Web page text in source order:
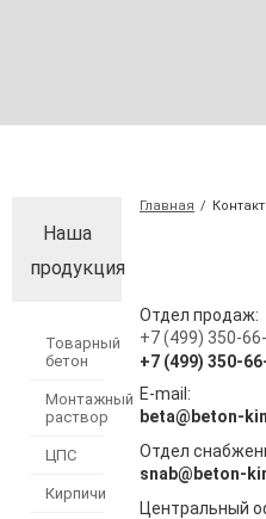
Наша
продукция
Товарный
бетон
Монтажный
раствор
ЦПС
Кирпичи
Главная /
Отдел продаж:
+7 (499) 350-
E-mail:
beta@beton-
Отдел
snab@beton-
Центральный